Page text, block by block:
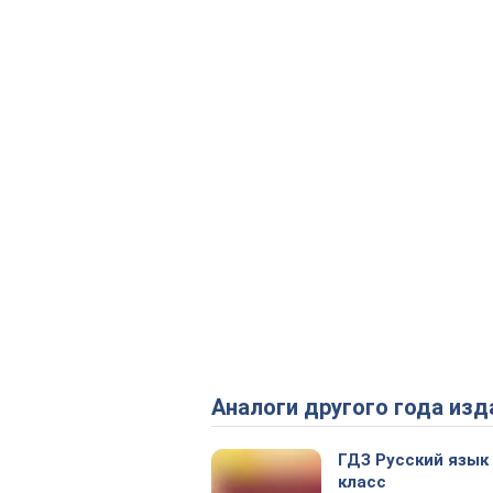
Аналоги другого года
ГДЗ Русский язык
класс